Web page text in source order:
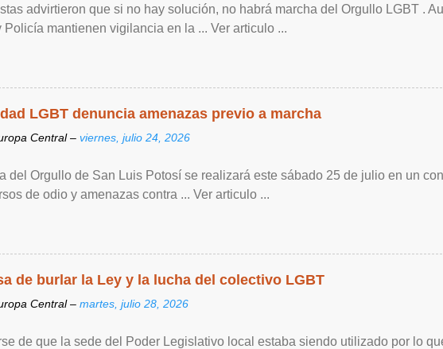
advirtieron que si no hay solución, no habrá marcha del Orgullo LGBT .
Policía mantienen vigilancia en la ... Ver articulo ...
LGBT denuncia amenazas previo a marcha
Central – viernes, julio 24, 2026
del Orgullo de San Luis Potosí se realizará este sábado 25 de julio en un
de odio y amenazas contra ... Ver articulo ...
de burlar la Ley y la lucha del colectivo LGBT
Central – martes, julio 28, 2026
de que la sede del Poder Legislativo local estaba siendo utilizado por lo